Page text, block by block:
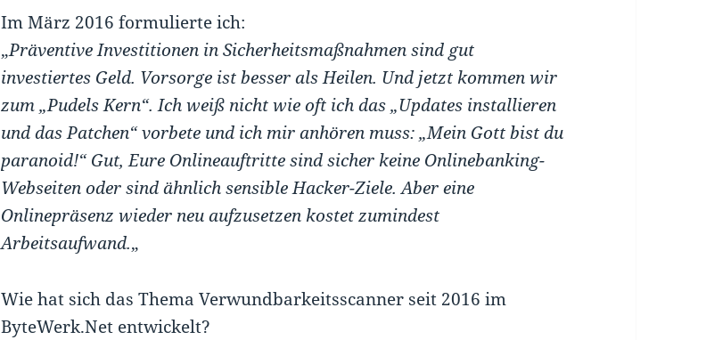
Im März 2016 formulierte ich:
„Präventive Investitionen in Sicherheitsmaßnahmen sind gut
investiertes Geld. Vorsorge ist besser als Heilen. Und jetzt kommen wir
zum „Pudels Kern“. Ich weiß nicht wie oft ich das „Updates installieren
und das Patchen“ vorbete und ich mir anhören muss: „Mein Gott bist du
paranoid!“ Gut, Eure Onlineauftritte sind sicher keine Onlinebanking-
Webseiten oder sind ähnlich sensible Hacker-Ziele. Aber eine
Onlinepräsenz wieder neu aufzusetzen kostet zumindest
Arbeitsaufwand.„
Wie hat sich das Thema Verwundbarkeitsscanner seit 2016 im
ByteWerk.Net entwickelt?